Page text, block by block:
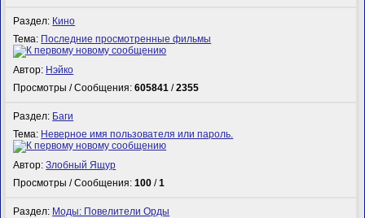
Раздел: Кино
Тема: Последние просмотренные фильмы
Автор: Нэйко
Просмотры / Сообщения:605841 /2355
Раздел: Баги
Тема: Неверное имя пользователя или пароль.
Автор:Злобный Ящур
Просмотры / Сообщения:100 /1
Раздел: Моды: Повелители Орды